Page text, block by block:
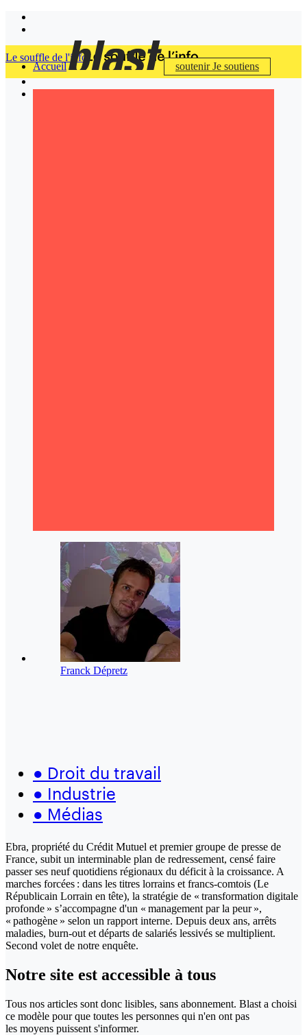
Accueil soutenirJe soutiens
Le souffle de l'info
Franck Dépretz
● Droit du travail
● Industrie
● Médias
Ebra, propriété du Crédit Mutuel et premier groupe de presse de
France, subit un interminable plan de redressement, censé faire
passer ses neuf quotidiens régionaux du déficit à la croissance. A
marches forcées : dans les titres lorrains et francs-comtois (Le
Républicain Lorrain en tête), la stratégie de « transformation digitale
profonde » s’accompagne d'un « management par la peur »,
« pathogène » selon un rapport interne. Depuis deux ans, arrêts
maladies, burn-out et départs de salariés lessivés se multiplient.
Second volet de notre enquête.
Notre site est accessible à tous
Tous nos articles sont donc lisibles, sans abonnement. Blast a choisi
ce modèle pour que toutes les personnes qui n'en ont pas
les moyens puissent s'informer.